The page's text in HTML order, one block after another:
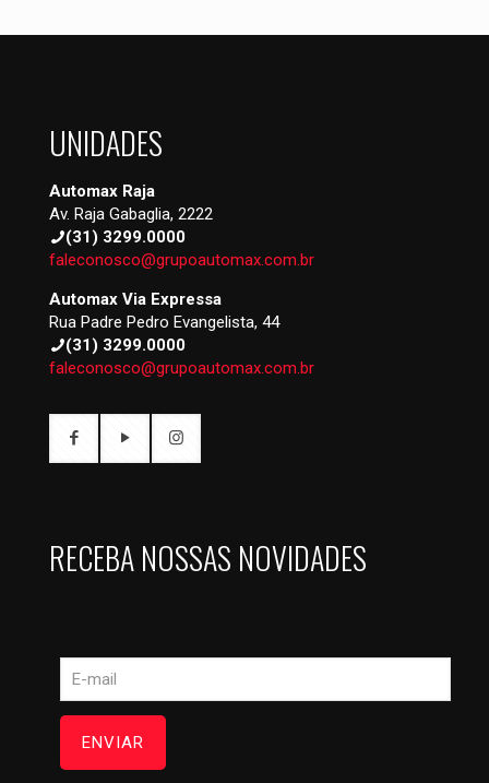
UNIDADES
Automax Raja
Av. Raja Gabaglia, 2222
(31) 3299.0000
faleconosco@grupoautomax.com.br
Automax Via Expressa
Rua Padre Pedro Evangelista, 44
(31) 3299.0000
faleconosco@grupoautomax.com.br
RECEBA NOSSAS NOVIDADES